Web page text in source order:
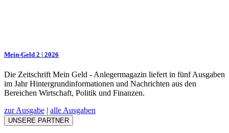
Mein-Geld 2 | 2026
Die Zeitschrift Mein Geld - Anlegermagazin liefert in fünf Ausgaben
im Jahr Hintergrundinformationen und Nachrichten aus den
Bereichen Wirtschaft, Politik und Finanzen.
zur Ausgabe | alle Ausgaben
UNSERE PARTNER